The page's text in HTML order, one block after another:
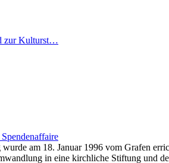
zur Kulturst…
am 18. Januar 1996 vom Grafen
in eine kirchliche Stiftung und